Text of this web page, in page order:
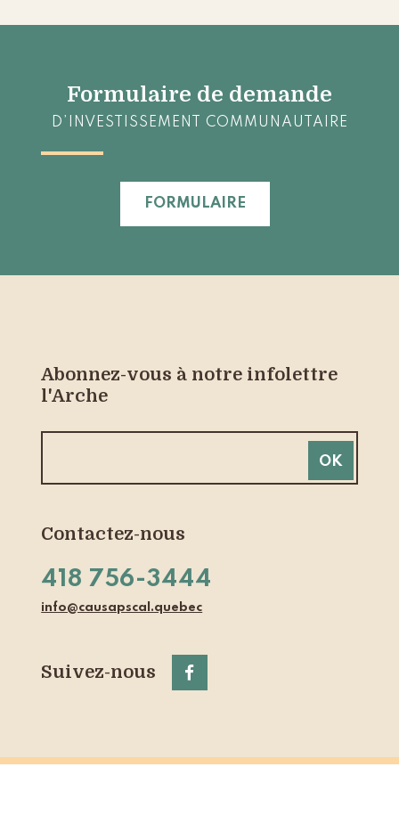
Formulaire de demande
D’INVESTISSEMENT COMMUNAUTAIRE
FORMULAIRE
Abonnez-vous à notre infolettre
l'Arche
Contactez-nous
418 756-3444
info@causapscal.quebec
Suivez-nous